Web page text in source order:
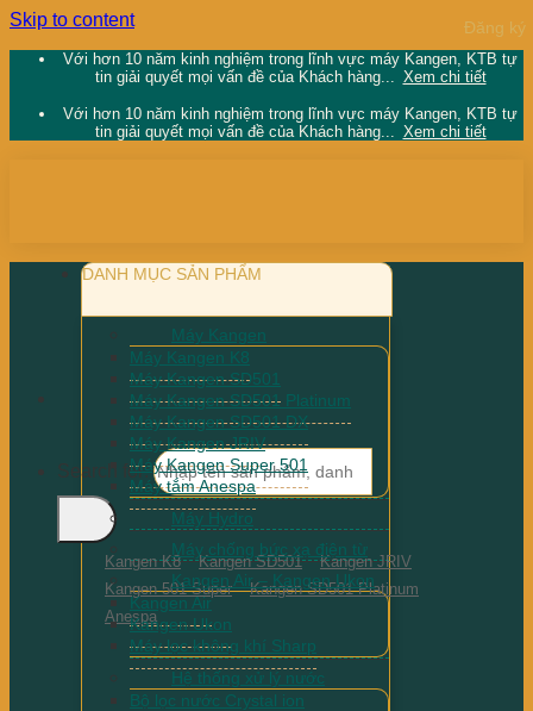
Skip to content
Với hơn 10 năm kinh nghiệm trong lĩnh vực máy Kangen, KTB tự
tin giải quyết mọi vấn đề của Khách hàng... Xem chi tiết
Với hơn 10 năm kinh nghiệm trong lĩnh vực máy Kangen, KTB tự
tin giải quyết mọi vấn đề của Khách hàng... Xem chi tiết
Search for:
Kangen K8 Kangen SD501
Kangen JRIV
Kangen 501 Super
Kangen SD501 Platinum
Anespa
DANH MỤC SẢN PHẨM
Máy Kangen
Máy Kangen K8
Máy Kangen SD501
Máy Kangen SD501 Platinum
Máy Kangen SD501 DX
Máy Kangen JRIV
Máy Kangen Super 501
Máy tắm Anespa
Máy Hydro
Máy chống bức xạ điện từ
Kangen Air – Kangen Ukon
Kangen Air
Kangen Ukon
Máy lọc không khí Sharp
Hệ thống xử lý nước
Bộ lọc nước Crystal ion